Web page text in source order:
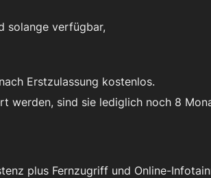
solange verfügbar,
Erstzulassung kostenlos.
werden, sind sie lediglich noch 8
plus Fernzugriff und Online-